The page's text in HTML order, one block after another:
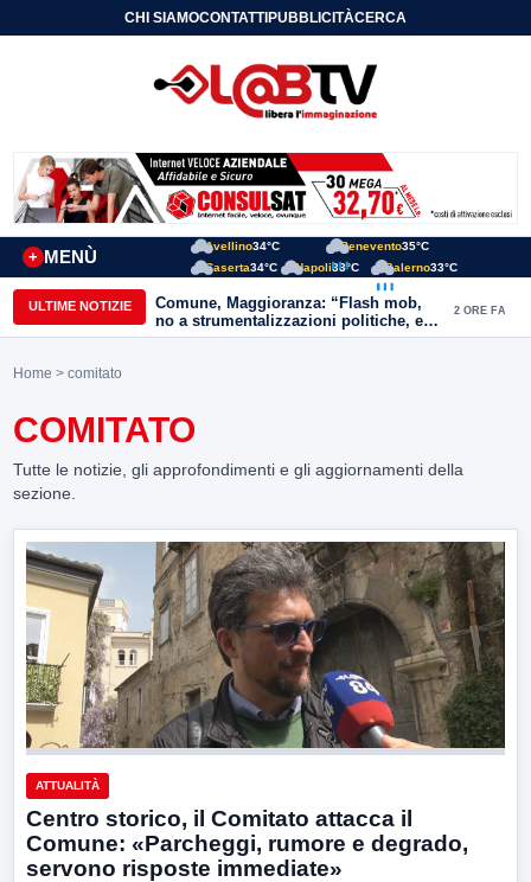
CHI SIAMOCONTATTIPUBBLICITÀCERCA
MENÙ
+
Avellino34°C Benevento35°C
Caserta34°C Napoli33°C Salerno33°C
ULTIME NOTIZIE
Comune, Maggioranza: “Flash mob,
no a strumentalizzazioni politiche, ex
assessori non fingano di cadere dalle
2 ORE FA
Home > comitato
COMITATO
Tutte le notizie, gli approfondimenti e gli aggiornamenti della
sezione.
ATTUALITÀ
Centro storico, il Comitato attacca il
Comune: «Parcheggi, rumore e degrado,
servono risposte immediate»